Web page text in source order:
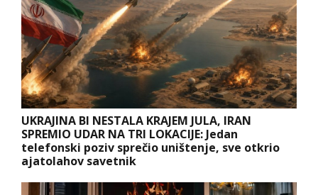
UKRAJINA BI NESTALA KRAJEM JULA, IRAN
SPREMIO UDAR NA TRI LOKACIJE: Jedan
telefonski poziv sprečio uništenje, sve otkrio
ajatolahov savetnik